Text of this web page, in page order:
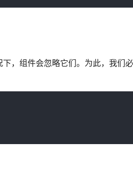
，组件会忽略它们。为此，我们